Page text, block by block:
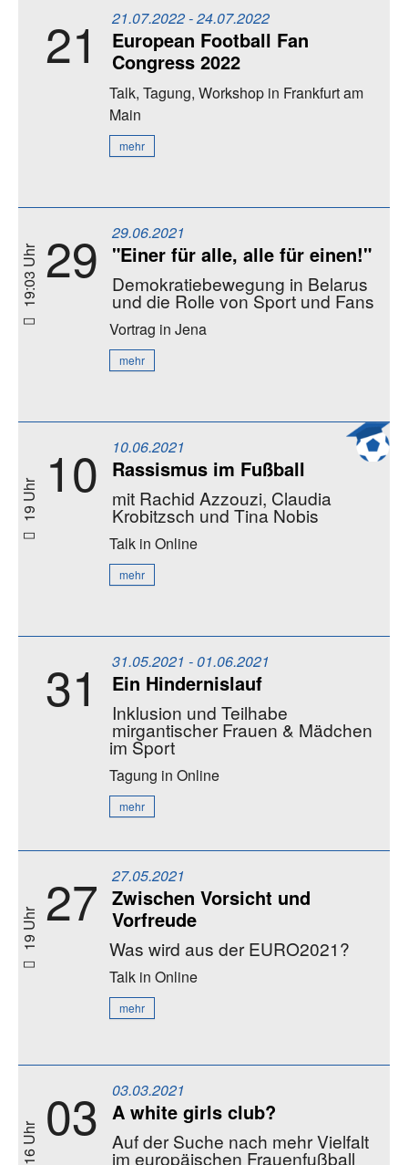
21 21.07.2022 - 24.07.2022
European Football Fan
Congress 2022
Talk, Tagung, Workshop in Frankfurt am
Main
mehr
19:03 Uhr29 29.06.2021
"Einer für alle, alle für einen!"
Demokratiebewegung in Belarus
und die Rolle von Sport und Fans
Vortrag in Jena
mehr
19 Uhr 10 10.06.2021
Rassismus im Fußball
mit Rachid Azzouzi, Claudia
Krobitzsch und Tina Nobis
Talk in Online
mehr
31 31.05.2021 - 01.06.2021
Ein Hindernislauf
Inklusion und Teilhabe
mirgantischer Frauen & Mädchen
im Sport
Tagung in Online
mehr
19 Uhr 27 27.05.2021
Zwischen Vorsicht und
Vorfreude
Was wird aus der EURO2021?
Talk in Online
mehr
16 Uhr 03 03.03.2021
A white girls club?
Auf der Suche nach mehr Vielfalt
im europäischen Frauenfußball